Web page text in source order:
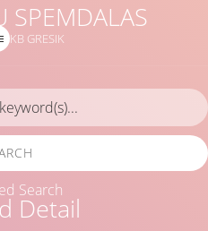
SPEMDALAS
GRESIK
Detail
Search